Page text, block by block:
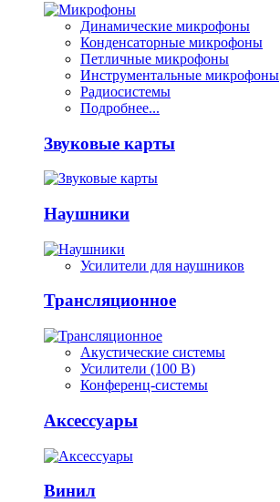
Динамические микрофоны
Конденсаторные микрофоны
Петличные микрофоны
Инструментальные микрофоны
Радиосистемы
Подробнее...
Звуковые карты
Наушники
Усилители для наушников
Трансляционное
Акустические системы
Усилители (100 В)
Конференц-системы
Аксессуары
Винил